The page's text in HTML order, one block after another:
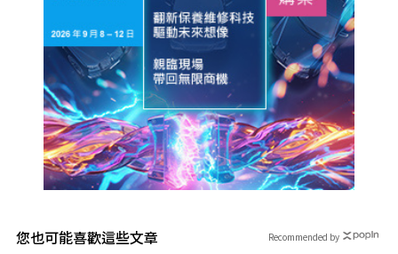
您也可能喜歡這些文章 Recommended by